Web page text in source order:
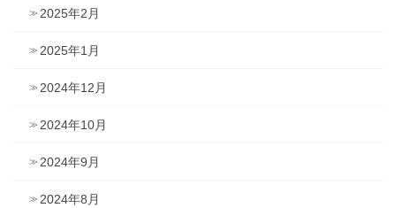
2025年2月
2025年1月
2024年12月
2024年10月
2024年9月
2024年8月